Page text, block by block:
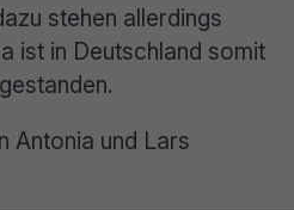
stehen allerdings
ist in Deutschland somit
Antonia und Lars